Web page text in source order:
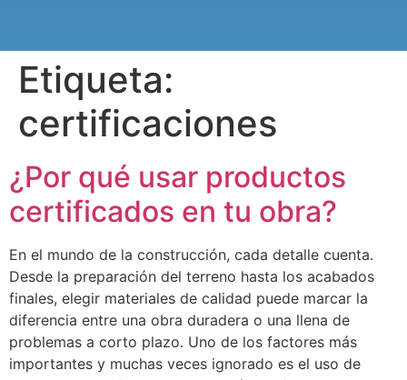
Etiqueta:
certificaciones
¿Por qué usar productos
certificados en tu obra?
En el mundo de la construcción, cada detalle cuenta.
Desde la preparación del terreno hasta los acabados
finales, elegir materiales de calidad puede marcar la
diferencia entre una obra duradera o una llena de
problemas a corto plazo. Uno de los factores más
importantes y muchas veces ignorado es el uso de